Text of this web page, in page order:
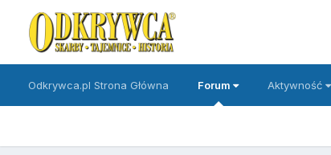
Odkrywca.pl Strona Główna Forum Aktywność